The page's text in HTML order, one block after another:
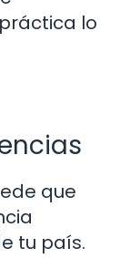
lo
que
tu país.